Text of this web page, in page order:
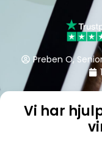
Preben O,
Vi har